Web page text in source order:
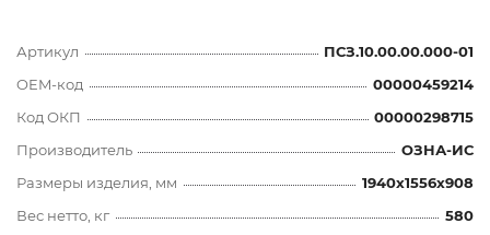
Артикул
ПСЗ.10.00.00.000-01
OEM-код
00000459214
Код ОКП
00000298715
Производитель
ОЗНА-ИС
Размеры изделия, мм
1940x1556x908
Вес нетто, кг
580